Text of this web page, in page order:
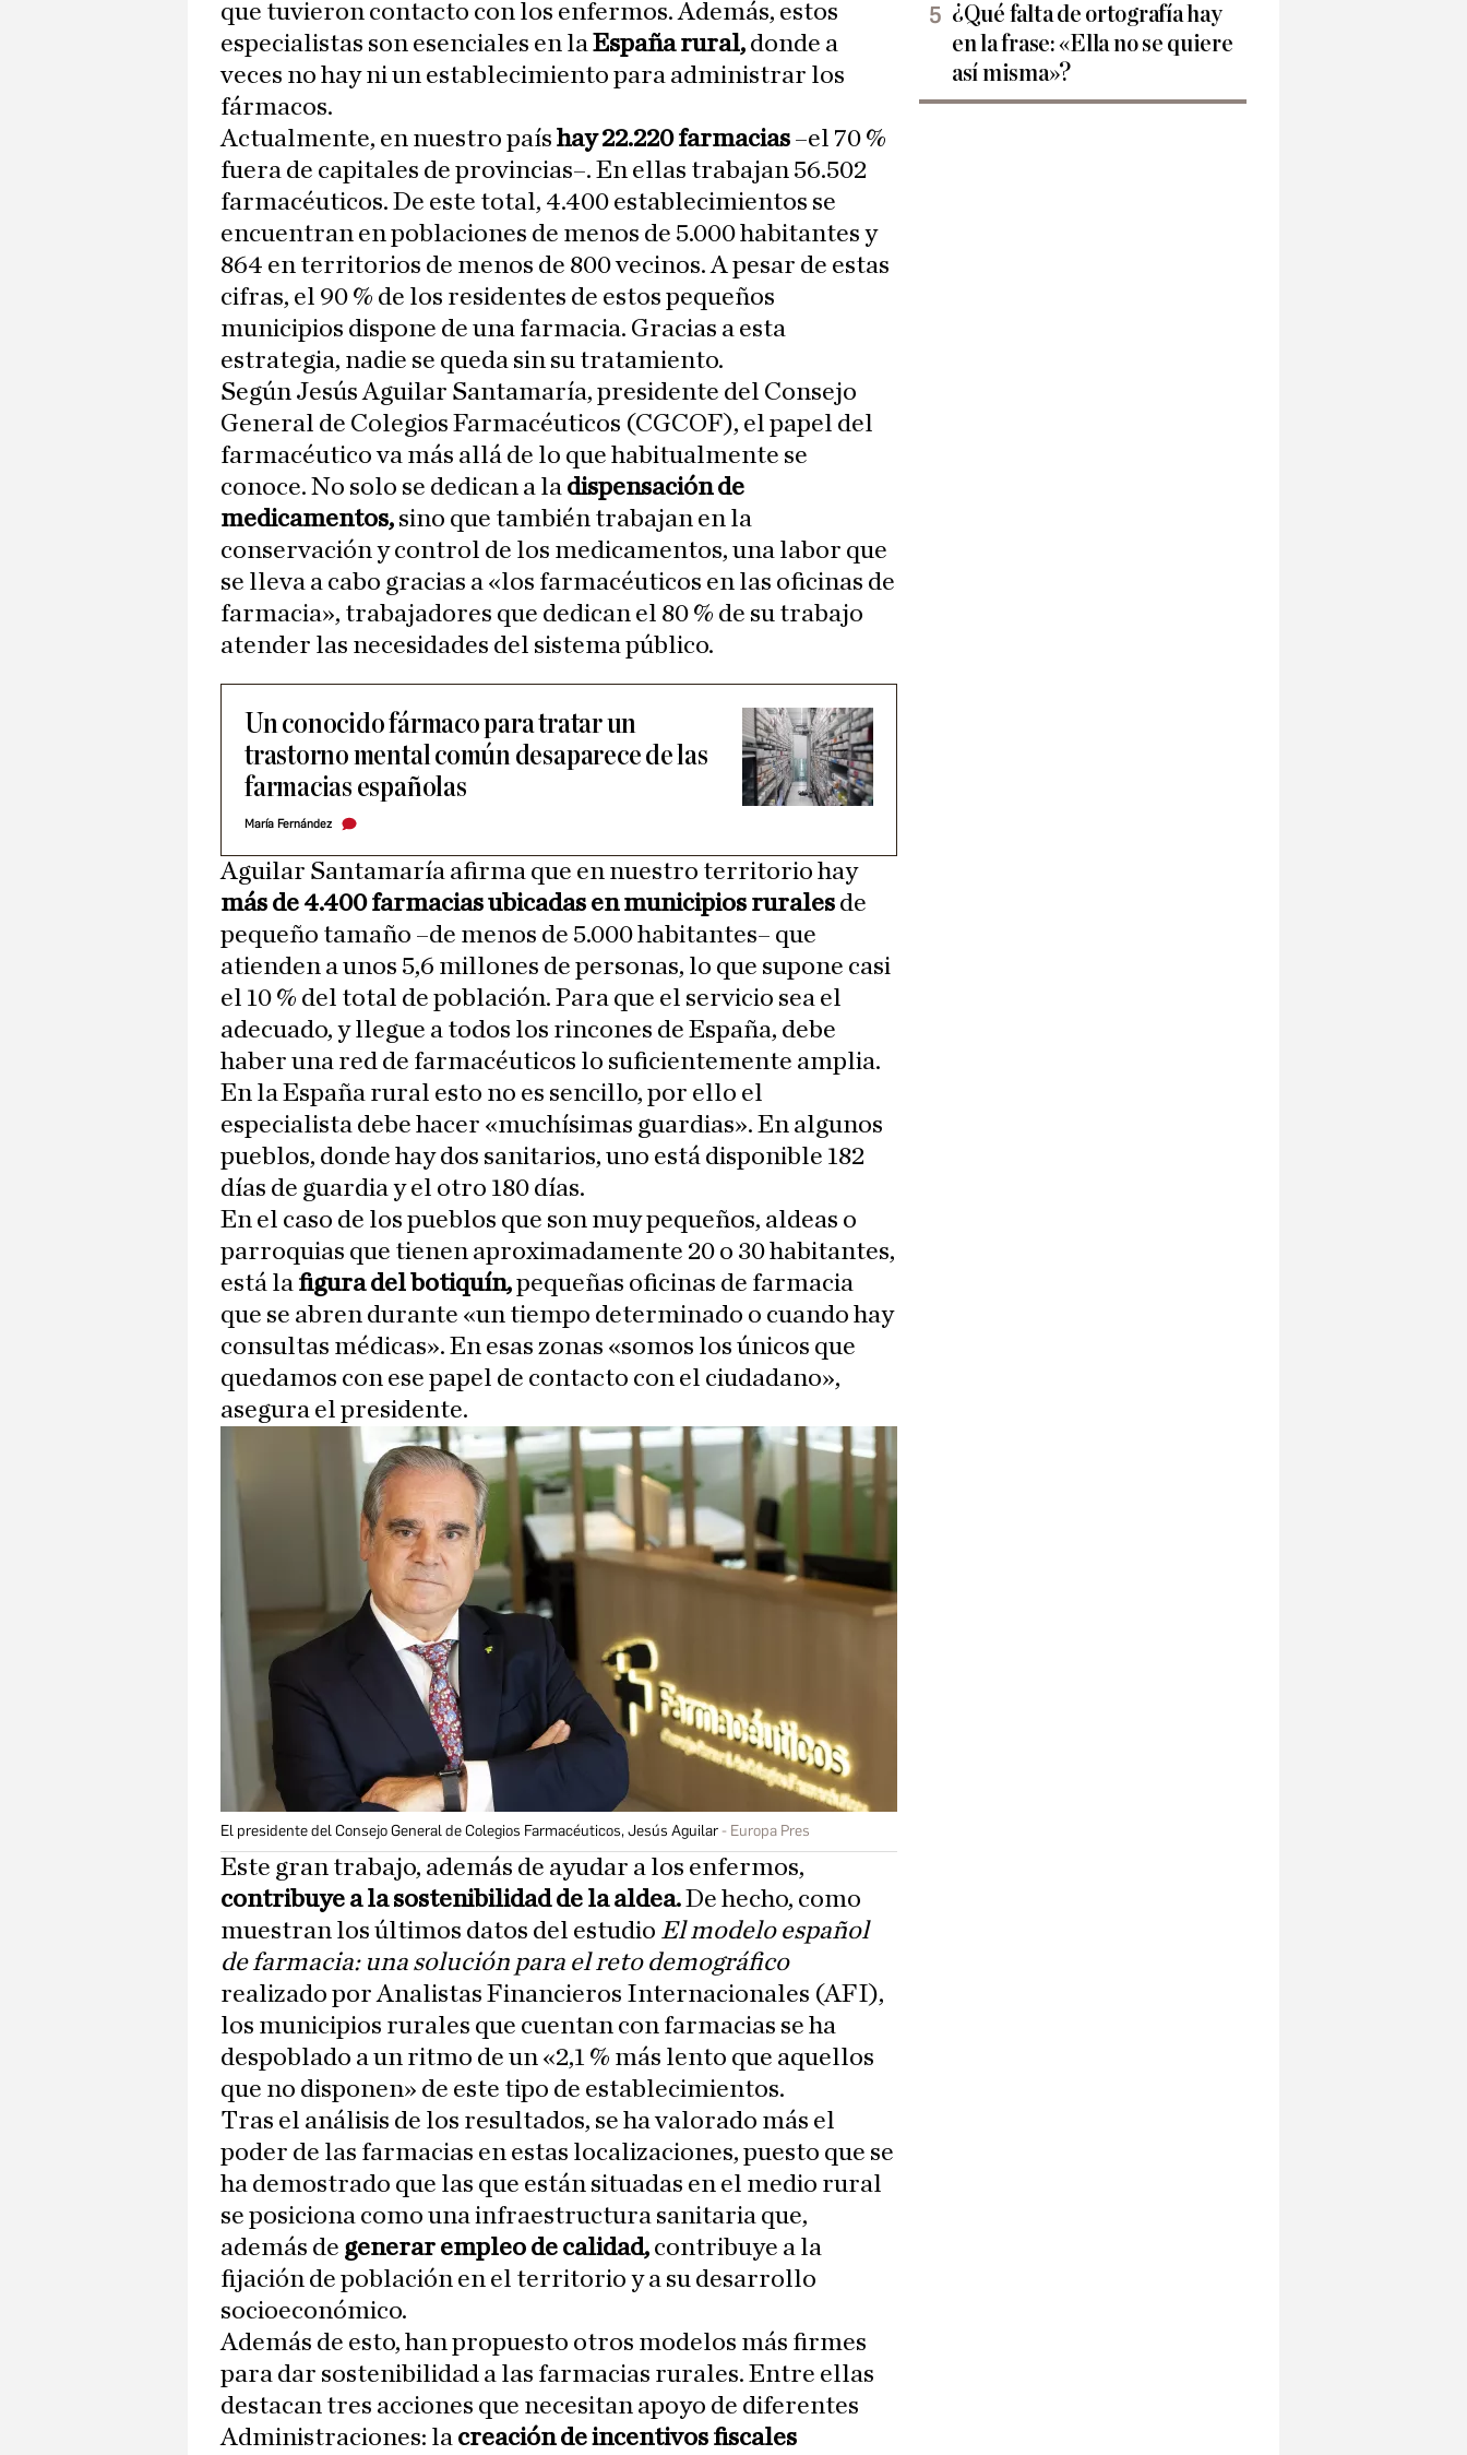
que tuvieron contacto con los enfermos. Además, estos
especialistas son esenciales en laEspaña rural, donde a
veces no hay ni un establecimiento para administrar los
fármacos.
Actualmente, en nuestro país hay 22.220 farmacias –el 70 %
fuera de capitales de provincias–. En ellas trabajan 56.502
farmacéuticos. De este total, 4.400 establecimientos se
encuentran en poblaciones de menos de 5.000 habitantes y
864 en territorios de menos de 800 vecinos. A pesar de estas
cifras, el 90 % de los residentes de estos pequeños
municipios dispone de una farmacia. Gracias a esta
estrategia, nadie se queda sin su tratamiento.
Según Jesús Aguilar Santamaría, presidente del Consejo
General de Colegios Farmacéuticos (CGCOF), el papel del
farmacéutico va más allá de lo que habitualmente se
conoce. No solo se dedican a la dispensación de
medicamentos, sino que también trabajan en la
conservación y control de los medicamentos, una labor que
se lleva a cabo gracias a «los farmacéuticos en las oficinas de
farmacia», trabajadores que dedican el 80 % de su trabajo
atender las necesidades del sistema público.
Un conocido fármaco para tratar un
trastorno mental común desaparece de las
farmacias españolas
María Fernández
Aguilar Santamaría afirma que en nuestro territorio hay
más de 4.400 farmacias ubicadas en municipios rurales de
pequeño tamaño –de menos de 5.000 habitantes– que
atienden a unos 5,6 millones de personas, lo que supone casi
el 10 % del total de población. Para que el servicio sea el
adecuado, y llegue a todos los rincones de España, debe
haber una red de farmacéuticos lo suficientemente amplia.
En la España rural esto no es sencillo, por ello el
especialista debe hacer «muchísimas guardias». En algunos
pueblos, donde hay dos sanitarios, uno está disponible 182
días de guardia y el otro 180 días.
En el caso de los pueblos que son muy pequeños, aldeas o
parroquias que tienen aproximadamente 20 o 30 habitantes,
está la figura del botiquín,pequeñas oficinas de farmacia
que se abren durante «un tiempo determinado o cuando hay
consultas médicas». En esas zonas «somos los únicos que
quedamos con ese papel de contacto con el ciudadano»,
asegura el presidente.
El presidente del Consejo General de Colegios Farmacéuticos, Jesús Aguilar Europa Pres
Este gran trabajo, además de ayudar a los enfermos,
contribuye a la sostenibilidad de la aldea.De hecho, como
muestran los últimos datos del estudio El modelo español
de farmacia: una solución para el reto demográfico
realizado por Analistas Financieros Internacionales (AFI),
los municipios rurales que cuentan con farmacias se ha
despoblado a un ritmo de un «2,1 % más lento que aquellos
que no disponen» de este tipo de establecimientos.
Tras el análisis de los resultados, se ha valorado más el
poder de las farmacias en estas localizaciones, puesto que se
ha demostrado que las que están situadas en el medio rural
se posiciona como una infraestructura sanitaria que,
además de generar empleo de calidad, contribuye a la
fijación de población en el territorio y a su desarrollo
socioeconómico.
Además de esto, han propuesto otros modelos más firmes
para dar sostenibilidad a las farmacias rurales. Entre ellas
destacan tres acciones que necesitan apoyo de diferentes
Administraciones: la creación de incentivos fiscales
¿Qué falta de ortografía hay
en la frase: «Ella no se quiere
así misma»?